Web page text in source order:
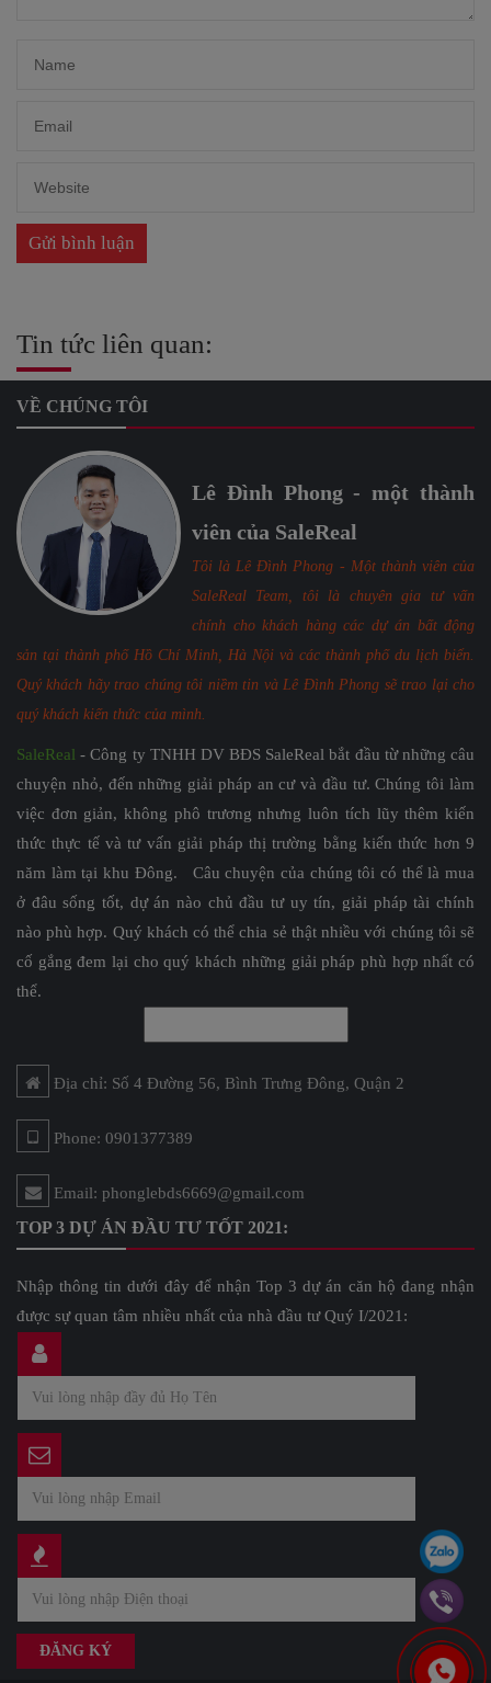
Tin tức liên quan:
VỀ CHÚNG TÔI
Lê Đình Phong - một thành
viên của SaleReal
Tôi là Lê Đình Phong - Một thành viên của
SaleReal Team, tôi là chuyên gia tư vấn
chính cho khách hàng các dự án bất động
sản tại thành phố Hồ Chí Minh, Hà Nội và các thành phố du lịch biển.
Quý khách hãy trao chúng tôi niềm tin và Lê Đình Phong sẽ trao lại cho
quý khách kiến thức của mình.
SaleReal - Công ty TNHH DV BĐS SaleReal bắt đầu từ những câu
chuyện nhỏ, đến những giải pháp an cư và đầu tư. Chúng tôi làm
việc đơn giản, không phô trương nhưng luôn tích lũy thêm kiến
thức thực tế và tư vấn giải pháp thị trường bằng kiến thức hơn 9
năm làm tại khu Đông. Câu chuyện của chúng tôi có thể là mua
ở đâu sống tốt, dự án nào chủ đầu tư uy tín, giải pháp tài chính
nào phù hợp. Quý khách có thể chia sẻ thật nhiều với chúng tôi sẽ
cố gắng đem lại cho quý khách những giải pháp phù hợp nhất có
thể.
Địa chỉ: Số 4 Đường 56, Bình Trưng Đông, Quận 2
Phone: 0901377389
Email: phonglebds6669@gmail.com
TOP 3 DỰ ÁN ĐẦU TƯ TỐT 2021:
Nhập thông tin dưới đây để nhận Top 3 dự án căn hộ đang nhận
được sự quan tâm nhiều nhất của nhà đầu tư Quý I/2021: